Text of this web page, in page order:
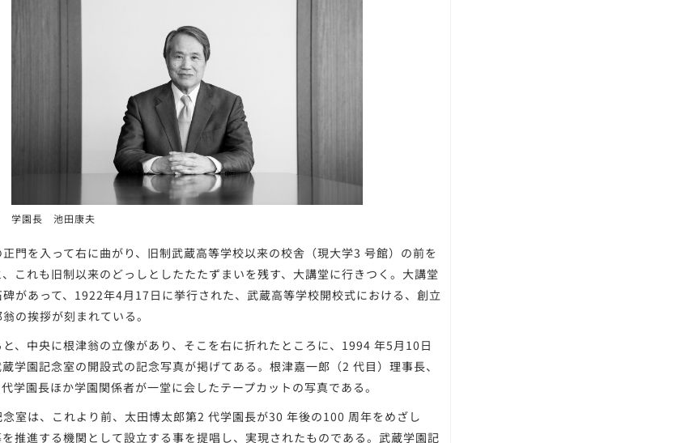
学園長 池田康夫
門を入って右に曲がり、旧制武蔵高等学校以来の校舎（現大学3 号館）の前を
これも旧制以来のどっしとしたたたずまいを残す、大講堂に行きつく。大講堂
があって、1922年4月17日に挙行された、武蔵高等学校開校式における、創立
の挨拶が刻まれている。
、中央に根津翁の立像があり、そこを右に折れたところに、1994 年5月10日
学園記念室の開設式の記念写真が掲げてある。根津嘉一郎（2 代目）理事長、
学園長ほか学園関係者が一堂に会したテープカットの写真である。
室は、これより前、太田博太郎第2 代学園長が30 年後の100 周年をめざし
推進する機関として設立する事を提唱し、実現されたものである。武蔵学園記